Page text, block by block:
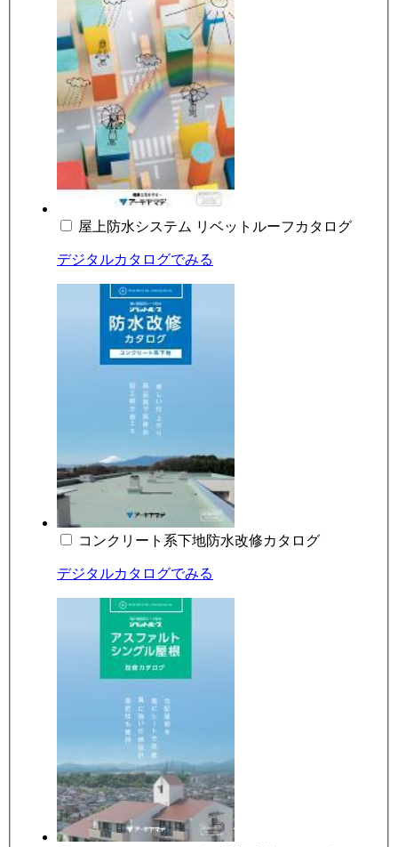
屋上防水システム リベットルーフカタログ
デジタルカタログでみる
コンクリート系下地防水改修カタログ
デジタルカタログでみる